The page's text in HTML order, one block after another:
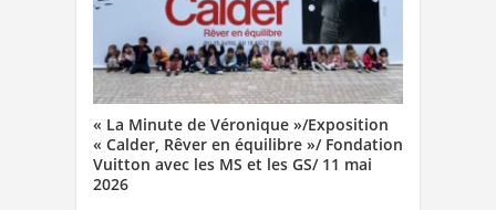
« La Minute de Véronique »/Exposition
« Calder, Rêver en équilibre »/ Fondation
Vuitton avec les MS et les GS/ 11 mai
2026